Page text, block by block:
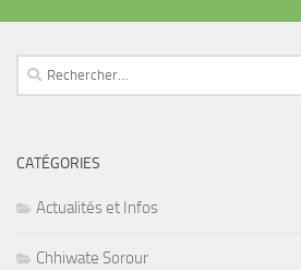
Rechercher :
CATÉGORIES
Actualités et Infos
Chhiwate Sorour